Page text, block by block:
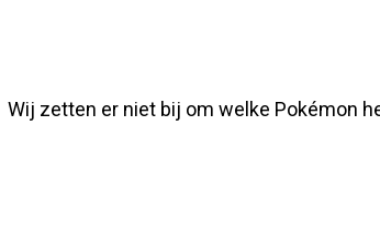
Wij zetten er niet bij om welke Pokémon